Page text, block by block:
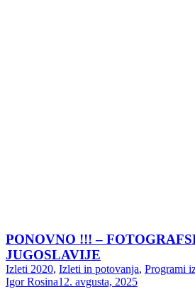
PONOVNO !!! –
JUGOSLAVIJE
Izleti 2020, Izleti in potovanja, Programi
Igor Rosina12. avgusta, 2025